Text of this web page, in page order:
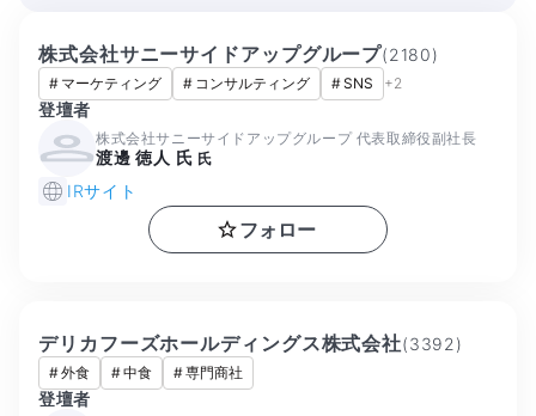
株式会社サニーサイドアップグループ(2180)
# マーケティング # コンサルティング #SNS +2
登壇者
株式会社サニーサイドアップグループ 代表取締役副社長
渡邊 徳人 氏 氏
IRサイト
フォロー
デリカフーズホールディングス株式会社(3392 )
#外食 #中食 #専門商社
登壇者